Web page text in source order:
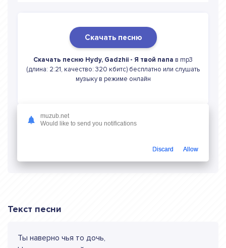
Скачать песню
Скачать песню Hydy, Gadzhii - Я твой папа в mp3
(длина: 2:21, качество: 320 кбитс) бесплатно или слушать
музыку в режиме онлайн
Текст песни
Ты наверно чья то дочь,
muzub.net
Would like to send you notifications
Discard Allow